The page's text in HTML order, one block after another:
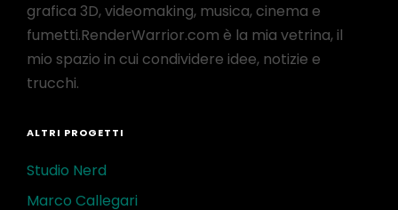
grafica 3D, videomaking, musica, cinema e
fumetti.RenderWarrior.com è la mia vetrina, il
mio spazio in cui condividere idee, notizie e
trucchi.
ALTRI PROGETTI
Studio Nerd
Marco Callegari